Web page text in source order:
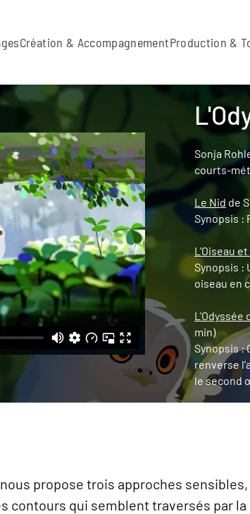
Création & AccompagnementProduction &
Sonja
courts-
Le Nid de
Synopsis :
L'Oiseau
Synopsis :
oiseau en
L'Odyssée
min)
Synopsis :
renverse
le second
propose trois approches
contours qui semblent traversés par